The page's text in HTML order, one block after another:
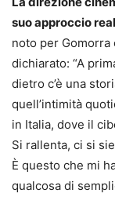
suo approccio
noto per Gomorra
dichiarato: “A
dietro c’è una
quell’intimità
in Italia, dove il
Si rallenta, ci si
È questo che mi
qualcosa di